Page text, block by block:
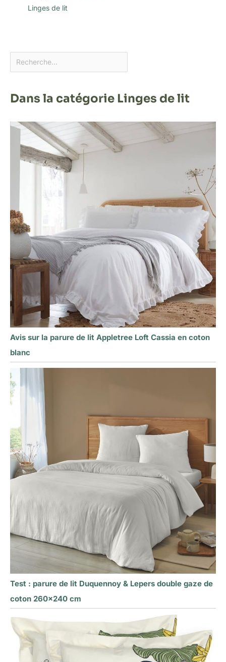
Linges de lit
Dans la catégorie Linges de lit
Avis sur la parure de lit Appletree Loft Cassia en coton
blanc
Test : parure de lit Duquennoy & Lepers double gaze de
coton 260×240 cm